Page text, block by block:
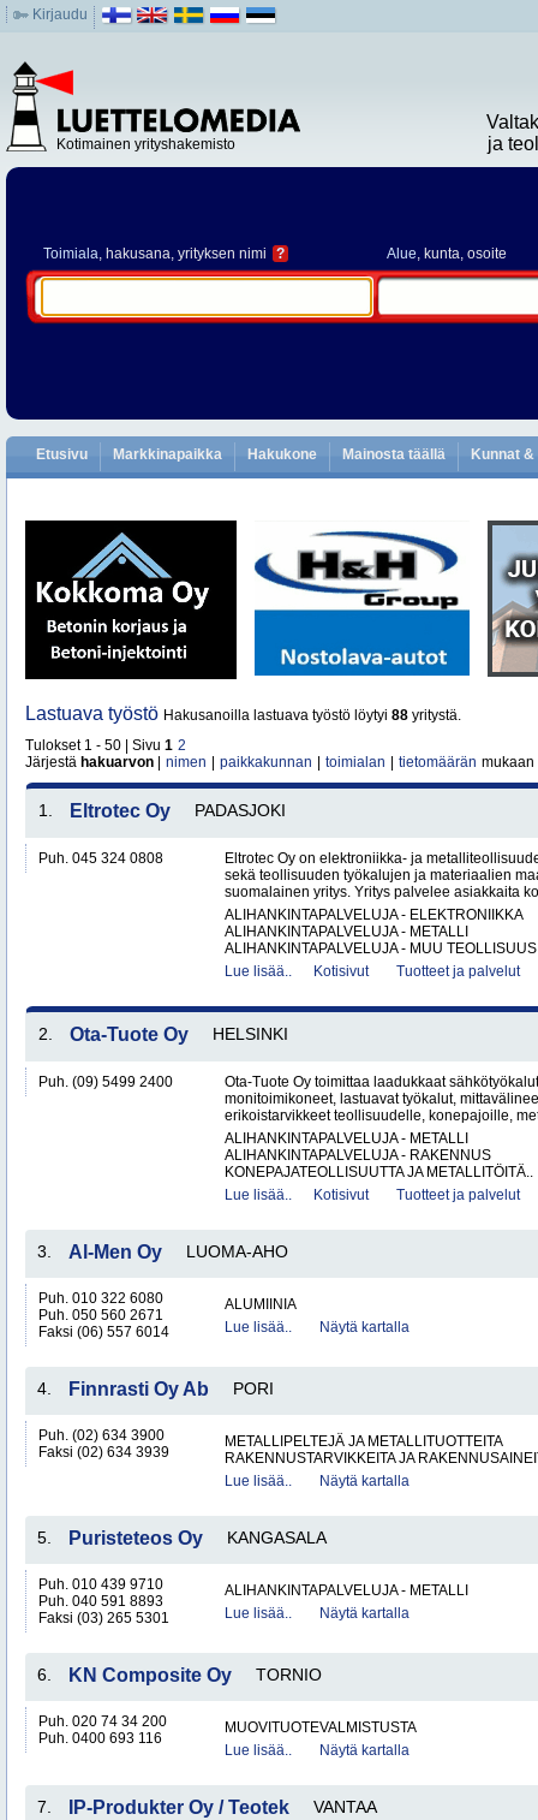
Kirjaudu
Kotimainen yrityshakemisto
ja
Toimiala, hakusana, yrityksen nimi ? Alue, kunta, osoite
Etusivu Markkinapaikka Hakukone Mainosta täällä Kunnat
Lastuava työstö Hakusanoilla lastuava työstö löytyi 88 yritystä.
Tulokset 1 - 50 | Sivu 1 2
Järjestä hakuarvon nimen paikkakunnan toimialan tietomäärän mukaan
1. Eltrotec Oy PADASJOKI
Puh. 045 324 0808
Eltrotec Oy on elektroniikka- ja
sekä teollisuuden työkalujen ja materiaalien
suomalainen yritys. Yritys palvelee asiakkaita
ALIHANKINTAPALVELUJA - ELEKTRONIIKKA
ALIHANKINTAPALVELUJA - METALLI
ALIHANKINTAPALVELUJA - MUU
Lue lisää..
Kotisivut Tuotteet ja palvelut
2. Ota-Tuote Oy HELSINKI
Puh. (09) 5499 2400
Ota-Tuote Oy toimittaa laadukkaat
monitoimikoneet, lastuavat työkalut,
erikoistarvikkeet teollisuudelle, konepajoille,
ALIHANKINTAPALVELUJA - METALLI
ALIHANKINTAPALVELUJA - RAKENNUS
KONEPAJATEOLLISUUTTA JA METALLITÖITÄ..
Lue lisää..
Kotisivut Tuotteet ja palvelut
3. Al-Men Oy LUOMA-AHO
Puh. 010 322 6080
Puh. 050 560 2671
Faksi (06) 557 6014
ALUMIINIA
Lue lisää..
Näytä kartalla
4. Finnrasti Oy Ab PORI
Puh. (02) 634 3900
Faksi (02) 634 3939
METALLIPELTEJÄ JA METALLITUOTTEITA
RAKENNUSTARVIKKEITA JA
Lue lisää..
Näytä kartalla
5. Puristeteos Oy KANGASALA
Puh. 010 439 9710
Puh. 040 591 8893
Faksi (03) 265 5301
ALIHANKINTAPALVELUJA - METALLI
Lue lisää..
Näytä kartalla
6. KN Composite Oy TORNIO
Puh. 020 74 34 200
Puh. 0400 693 116
MUOVITUOTEVALMISTUSTA
Lue lisää..
Näytä kartalla
7. IP-Produkter Oy / Teotek VANTAA